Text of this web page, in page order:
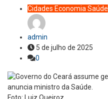
Cidades Economia Saúde
admin
5 de julho de 2025
0
Foto: Luiz Queiroz